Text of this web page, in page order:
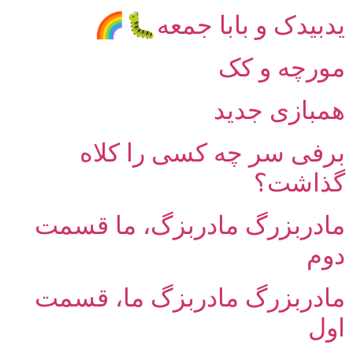
یدبیدک و بابا جمعه🐛🌈
مورچه و کک
همبازی جدید
برفی سر چه کسی را کلاه
گذاشت؟
مادربزرگ‌ مادربزگ، ما قسمت
دوم
مادربزرگ‌ مادربزگ ما، قسمت
اول